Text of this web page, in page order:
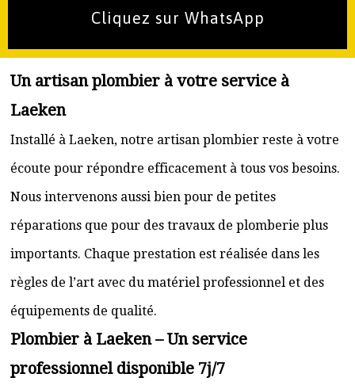
Cliquez sur WhatsApp
Un artisan plombier à votre service à
Laeken
Installé à Laeken, notre artisan plombier reste à votre
écoute pour répondre efficacement à tous vos besoins.
Nous intervenons aussi bien pour de petites
réparations que pour des travaux de plomberie plus
importants. Chaque prestation est réalisée dans les
règles de l’art avec du matériel professionnel et des
équipements de qualité.
Plombier à Laeken – Un service
professionnel disponible 7j/7